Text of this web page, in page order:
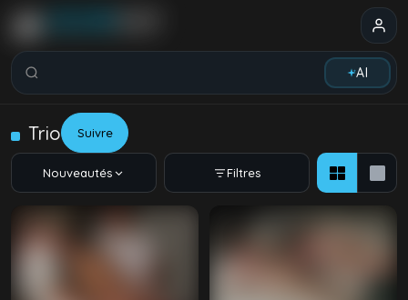
Rechercher vidéos, modèles, tags...
AI
Trio Suivre
Nouveautés Filtres